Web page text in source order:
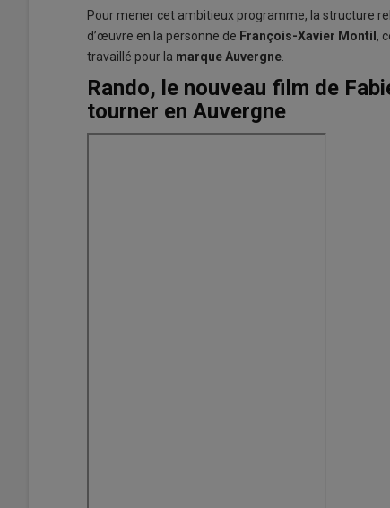
Pour mener cet ambitieux programme, la structure
d’œuvre en la personne de François-Xavier Montil,
travaillé pour la marque Auvergne
Rando, le nouveau film de
tourner en Auvergne